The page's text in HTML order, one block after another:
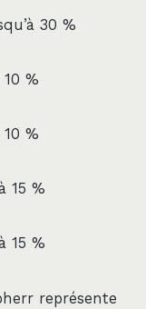
30 %
%
%
15 %
15 %
représente